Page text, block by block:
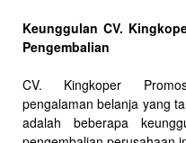
Keunggulan CV.
Pengembalian
CV. Kingkoper
pengalaman belanja yang
adalah beberapa